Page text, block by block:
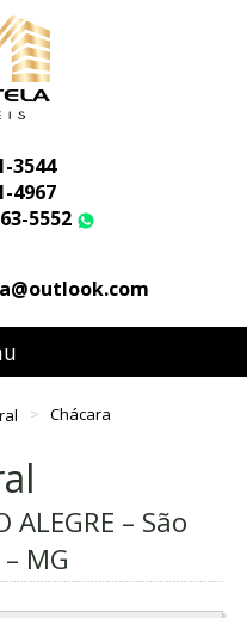
3544
4967
5552
Chácara
ALEGRE – São
MG